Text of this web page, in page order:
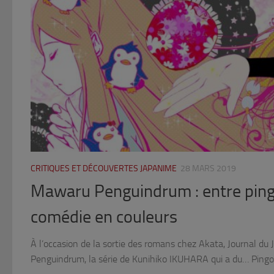
CRITIQUES ET DÉCOUVERTES JAPANIME 28 MARS 2019
Mawaru Penguindrum : entre
comédie en couleurs
À l’occasion de la sortie des romans chez Akata, Journal
Penguindrum, la série de Kunihiko IKUHARA qui a du…